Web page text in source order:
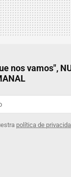
nos vamos",
política de